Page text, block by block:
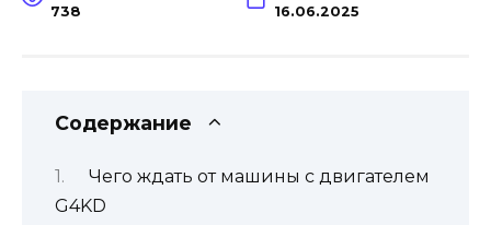
738 16.06.2025
Содержание
Чего ждать от машины с двигателем
G4KD